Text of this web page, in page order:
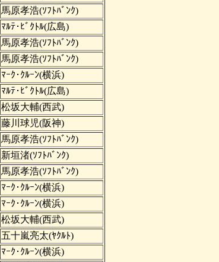
馬原孝浩(ｿﾌﾄﾊﾞﾝｸ)
ﾏﾙﾃ･ﾋﾞｸﾄﾙ(広島)
馬原孝浩(ｿﾌﾄﾊﾞﾝｸ)
馬原孝浩(ｿﾌﾄﾊﾞﾝｸ)
ﾏｰｸ･ｸﾙｰﾝ(横浜)
ﾏﾙﾃ･ﾋﾞｸﾄﾙ(広島)
松坂大輔(西武)
藤川球児(阪神)
馬原孝浩(ｿﾌﾄﾊﾞﾝｸ)
新垣渚(ｿﾌﾄﾊﾞﾝｸ)
馬原孝浩(ｿﾌﾄﾊﾞﾝｸ)
ﾏｰｸ･ｸﾙｰﾝ(横浜)
ﾏｰｸ･ｸﾙｰﾝ(横浜)
松坂大輔(西武)
五十嵐亮太(ﾔｸﾙﾄ)
ﾏｰｸ･ｸﾙｰﾝ(横浜)